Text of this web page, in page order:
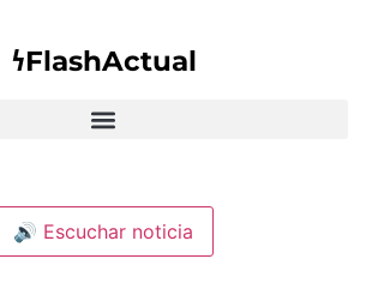
𐓏FlashActual
🔊 Escuchar noticia